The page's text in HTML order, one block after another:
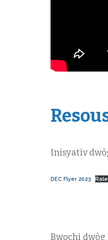
Inisyativ
DEC Flyer 2023
Bwochi